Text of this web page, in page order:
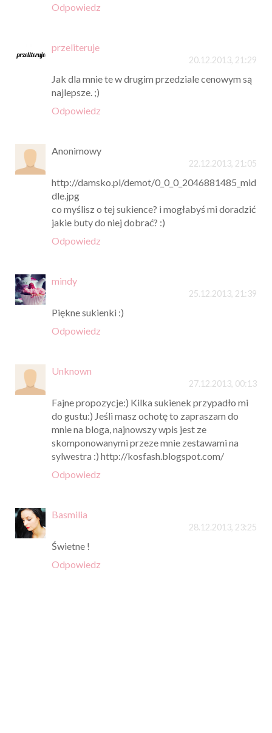
Odpowiedz
przeliteruje
20.12.2013, 21:29
Jak dla mnie te w drugim przedziale cenowym są
najlepsze. ;)
Odpowiedz
Anonimowy
22.12.2013, 21:05
http://damsko.pl/demot/0_0_0_2046881485_mid
dle.jpg
co myślisz o tej sukience? i mogłabyś mi doradzić
jakie buty do niej dobrać? :)
Odpowiedz
mindy
25.12.2013, 21:39
Piękne sukienki :)
Odpowiedz
Unknown
27.12.2013, 00:13
Fajne propozycje:) Kilka sukienek przypadło mi
do gustu:) Jeśli masz ochotę to zapraszam do
mnie na bloga, najnowszy wpis jest ze
skomponowanymi przeze mnie zestawami na
sylwestra :) http://kosfash.blogspot.com/
Odpowiedz
Basmilia
28.12.2013, 23:25
Świetne !
Odpowiedz